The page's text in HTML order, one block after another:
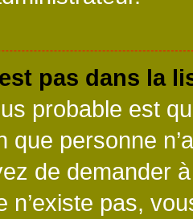
pas dans la
probable est
que personne
de demander
n’existe pas,